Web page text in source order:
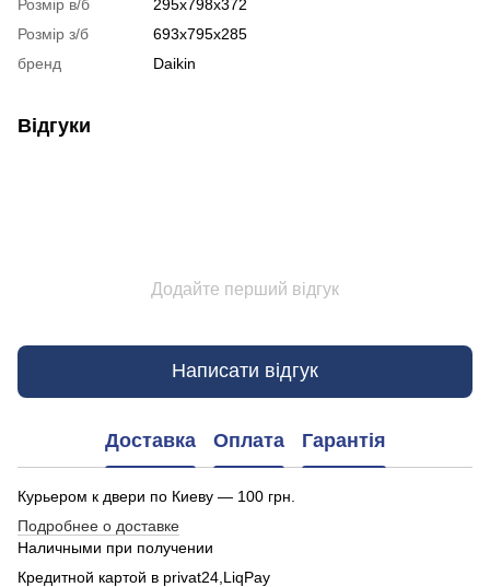
Розмір в/б
295x798x372
Розмір з/б
693x795x285
бренд
Daikin
Відгуки
Додайте перший відгук
Написати відгук
Доставка Оплата Гарантія
Курьером к двери по Киеву — 100 грн.
Подробнее о доставке
Наличными при получении
Кредитной картой в privat24,LiqPay